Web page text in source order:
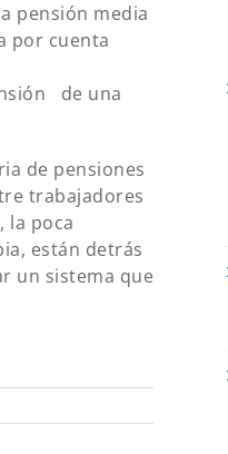
pensión media
por cuenta
de una
de pensiones
trabajadores
la poca
están detrás
un sistema que